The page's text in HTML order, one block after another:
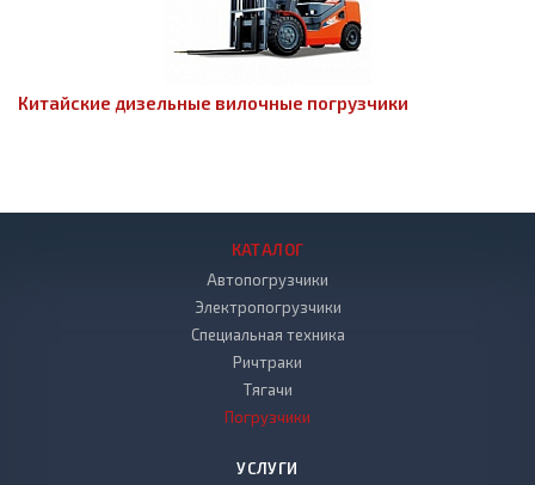
Китайские дизельные вилочные погрузчики
КАТАЛОГ
Автопогрузчики
Электропогрузчики
Специальная техника
Ричтраки
Тягачи
Погрузчики
УСЛУГИ